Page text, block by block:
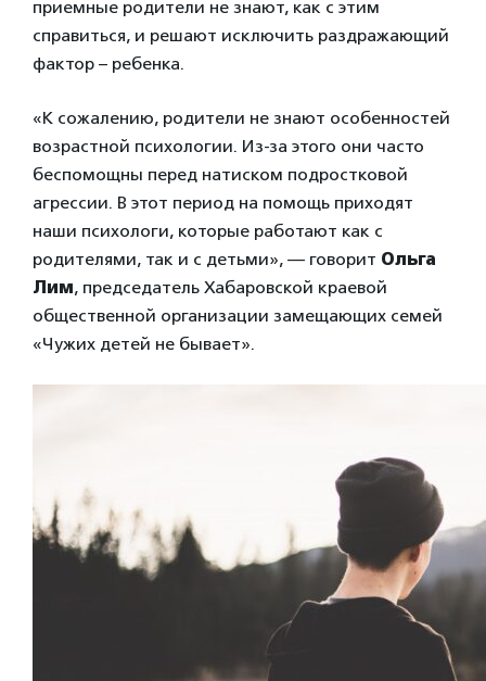
приемные родители не знают, как с этим
справиться, и решают исключить раздражающий
фактор – ребенка.
«К сожалению, родители не знают особенностей
возрастной психологии. Из-за этого они часто
беспомощны перед натиском подростковой
агрессии. В этот период на помощь приходят
наши психологи, которые работают как с
родителями, так и с детьми», — говорит Ольга
Лим, председатель Хабаровской краевой
общественной организации замещающих семей
«Чужих детей не бывает».